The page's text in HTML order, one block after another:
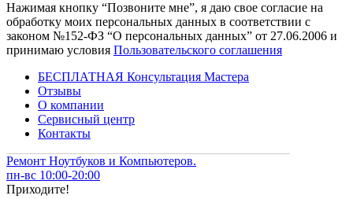
Нажимая кнопку “Позвоните мне”, я даю свое согласие на
обработку моих персональных данных в соответствии с
законом №152-ФЗ “О персональных данных” от 27.06.2006 и
принимаю условия Пользовательского соглашения
БЕСПЛАТНАЯ Консультация Мастера
Отзывы
О компании
Сервисный центр
Контакты
Ремонт Ноутбуков и Компьютеров.
пн-вс 10:00-20:00
Приходите!